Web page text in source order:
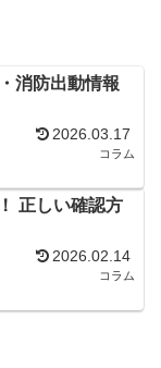
消防出動情報
2026.03.17
コラム
正しい確認方
2026.02.14
コラム